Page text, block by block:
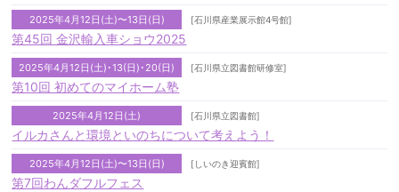
2025年4月12日(土)〜13日(日) [石川県産業展示館4号館]
第45回 金沢輸入車ショウ2025
2025年4月12日(土)･13(日)･20(日) [石川県立図書館研修室]
第10回 初めてのマイホーム塾
2025年4月12日(土) [石川県立図書館]
イルカさんと環境といのちについて考えよう！
2025年4月12日(土)〜13日(日) [しいのき迎賓館]
第7回わんダフルフェス